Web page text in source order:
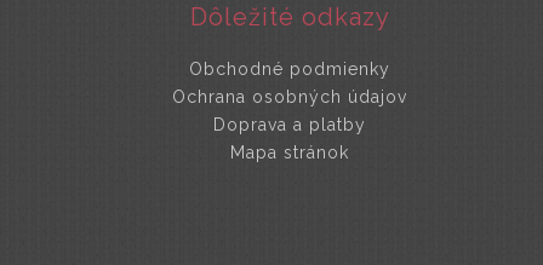
Dôležité odkazy
Obchodné podmienky
Ochrana osobných údajov
Doprava a platby
Mapa stránok